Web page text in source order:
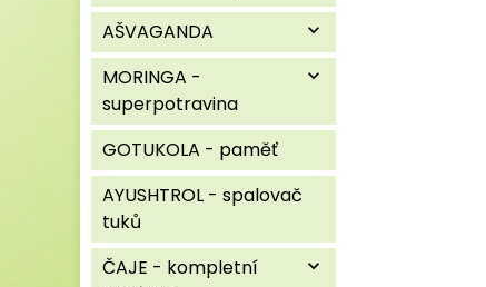
AŠVAGANDA expand_more
MORINGA -
superpotravina
expand_more
GOTUKOLA - paměť
AYUSHTROL - spalovač
tuků
ČAJE - kompletní
expand_more